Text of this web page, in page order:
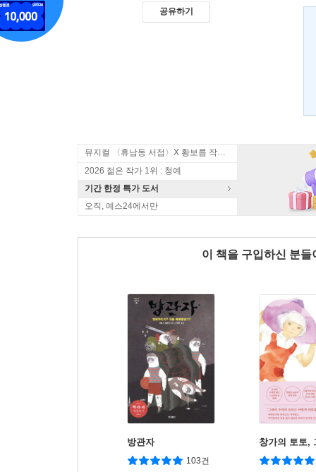
공유하기
뮤지컬 〈휴남동 서점〉X 황보름 작가 북토크
2026 젊은 작가 1위 : 청예
기간 한정 특가 도서
오직, 예스24에서만
이 책을 구입하신 분
방관자
103건
창가의 토토,